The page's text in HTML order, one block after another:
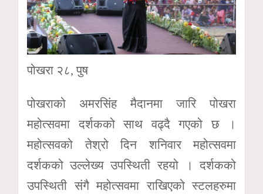
पोखरा २८, पुष
पोखराको अमरसिंह मैदानमा जारि पोखरा
महोत्सवमा दर्शकको साथ वढ्दै गएको छ ।
महोत्सवको तेश्रो दिन शनिवार महोत्सवमा
दर्शकको उल्लेख्य उपस्थिती रहयो । दर्शकको
उपस्थिती संगै महोत्सवमा राखिएको स्टलहरुमा